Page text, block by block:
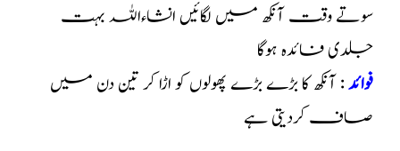
سوتے وقت آنکھ میں لگائیں انشاءاللہ بہت
جلدی فائدہ ہوگا
فوائد: آنکھ کا بڑے بڑے پھولوں کو اڑا کر تین دن میں
صاف کردیتی ہے